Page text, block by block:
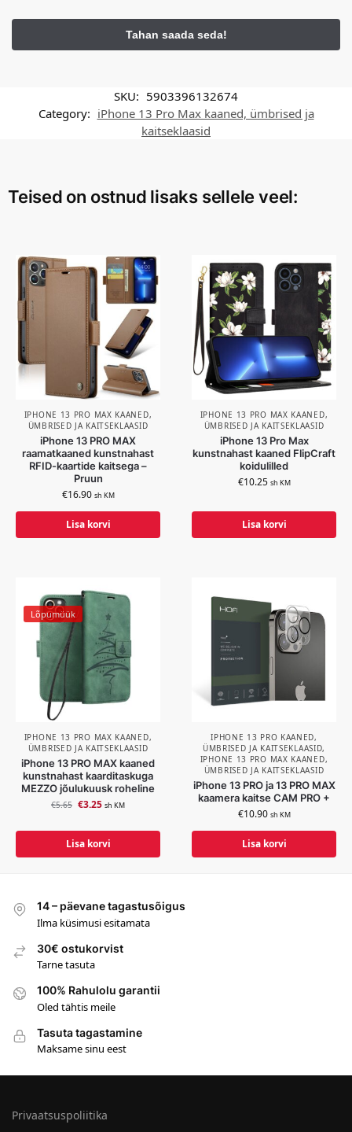
SKU: 5903396132674
Category: iPhone 13 Pro Max kaaned, ümbrised ja
kaitseklaasid
Teised on ostnud lisaks sellele veel:
IPHONE 13 PRO MAX KAANED,
ÜMBRISED JA KAITSEKLAASID
iPhone 13 PRO MAX
raamatkaaned kunstnahast
RFID-kaartide kaitsega –
Pruun
€16.90 sh KM
Lisa korvi
IPHONE 13 PRO MAX KAANED,
ÜMBRISED JA KAITSEKLAASID
iPhone 13 Pro Max
kunstnahast kaaned FlipCraft
koidulilled
€10.25 sh KM
Lisa korvi
Lõpumüük
IPHONE 13 PRO MAX KAANED,
ÜMBRISED JA KAITSEKLAASID
iPhone 13 PRO MAX kaaned
kunstnahast kaarditaskuga
MEZZO jõulukuusk roheline
€5.65 €3.25 sh KM
Lisa korvi
IPHONE 13 PRO KAANED,
ÜMBRISED JA KAITSEKLAASID,
IPHONE 13 PRO MAX KAANED,
ÜMBRISED JA KAITSEKLAASID
iPhone 13 PRO ja 13 PRO MAX
kaamera kaitse CAM PRO +
€10.90 sh KM
Lisa korvi
14 – päevane tagastusõigus
Ilma küsimusi esitamata
30€ ostukorvist
Tarne tasuta
100% Rahulolu garantii
Oled tähtis meile
Tasuta tagastamine
Maksame sinu eest
Privaatsuspoliitika